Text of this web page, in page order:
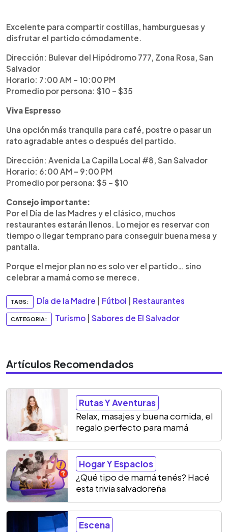
Excelente para compartir costillas, hamburguesas y
disfrutar el partido cómodamente.
Dirección: Bulevar del Hipódromo 777, Zona Rosa, San
Salvador
Horario: 7:00 AM – 10:00 PM
Promedio por persona: $10 – $35
Viva Espresso
Una opción más tranquila para café, postre o pasar un
rato agradable antes o después del partido.
Dirección: Avenida La Capilla Local #8, San Salvador
Horario: 6:00 AM – 9:00 PM
Promedio por persona: $5 – $10
Consejo importante:
Por el Día de las Madres y el clásico, muchos
restaurantes estarán llenos. Lo mejor es reservar con
tiempo o llegar temprano para conseguir buena mesa y
pantalla.
Porque el mejor plan no es solo ver el partido… sino
celebrar a mamá como se merece.
TAGS: Día de la Madre Fútbol Restaurantes
CATEGORIA: Turismo Sabores de El Salvador
Artículos Recomendados
Rutas Y Aventuras
Relax, masajes y buena comida, el
regalo perfecto para mamá
Hogar Y Espacios
¿Qué tipo de mamá tenés? Hacé
esta trivia salvadoreña
Escena